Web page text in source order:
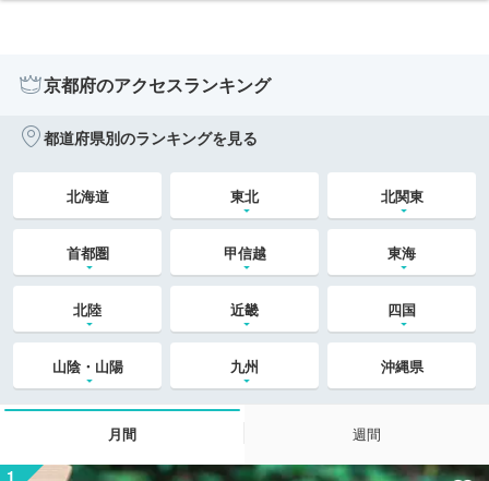
京都府のアクセスランキング
都道府県別のランキングを見る
北海道 東北 北関東
首都圏 甲信越 東海
北陸 近畿 四国
山陰・山陽 九州 沖縄県
月間 週間